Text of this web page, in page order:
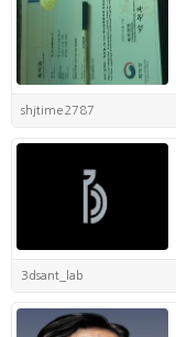
shjtime2787
3dsant_lab